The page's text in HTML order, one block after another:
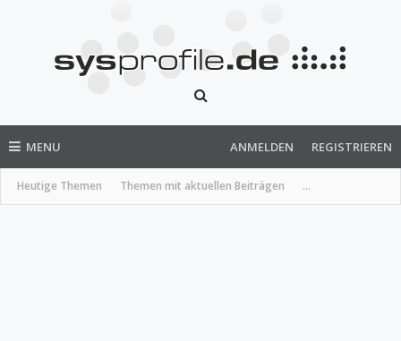
MENU
Heutige Themen Themen mit aktuellen Beiträgen ...
ANMELDEN REGISTRIEREN